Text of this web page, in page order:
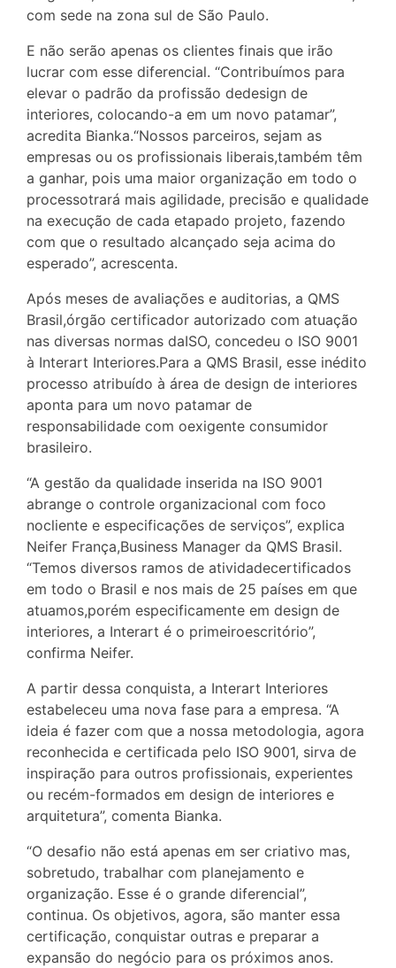
com sede na zona sul de São Paulo.
E não serão apenas os clientes finais que irão
lucrar com esse diferencial. “Contribuímos para
elevar o padrão da profissão dedesign de
interiores, colocando-a em um novo patamar”,
acredita Bianka.“Nossos parceiros, sejam as
empresas ou os profissionais liberais,também têm
a ganhar, pois uma maior organização em todo o
processotrará mais agilidade, precisão e qualidade
na execução de cada etapado projeto, fazendo
com que o resultado alcançado seja acima do
esperado”, acrescenta.
Após meses de avaliações e auditorias, a QMS
Brasil,órgão certificador autorizado com atuação
nas diversas normas daISO, concedeu o ISO 9001
à Interart Interiores.Para a QMS Brasil, esse inédito
processo atribuído à área de design de interiores
aponta para um novo patamar de
responsabilidade com oexigente consumidor
brasileiro.
“A gestão da qualidade inserida na ISO 9001
abrange o controle organizacional com foco
nocliente e especificações de serviços”, explica
Neifer França,Business Manager da QMS Brasil.
“Temos diversos ramos de atividadecertificados
em todo o Brasil e nos mais de 25 países em que
atuamos,porém especificamente em design de
interiores, a Interart é o primeiroescritório”,
confirma Neifer.
A partir dessa conquista, a Interart Interiores
estabeleceu uma nova fase para a empresa. “A
ideia é fazer com que a nossa metodologia, agora
reconhecida e certificada pelo ISO 9001, sirva de
inspiração para outros profissionais, experientes
ou recém-formados em design de interiores e
arquitetura”, comenta Bianka.
“O desafio não está apenas em ser criativo mas,
sobretudo, trabalhar com planejamento e
organização. Esse é o grande diferencial”,
continua. Os objetivos, agora, são manter essa
certificação, conquistar outras e preparar a
expansão do negócio para os próximos anos.